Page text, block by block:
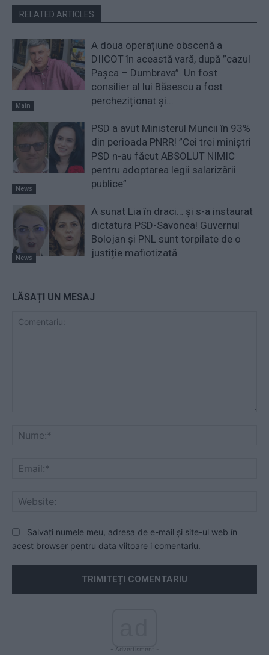
RELATED ARTICLES
Main
A doua operațiune obscenă a
DIICOT în această vară, după ”cazul
Pașca – Dumbrava”. Un fost
consilier al lui Băsescu a fost
percheziționat și...
News
PSD a avut Ministerul Muncii în 93%
din perioada PNRR! ”Cei trei miniştri
PSD n-au făcut ABSOLUT NIMIC
pentru adoptarea legii salarizării
publice”
News
A sunat Lia în draci… și s-a instaurat
dictatura PSD-Savonea! Guvernul
Bolojan și PNL sunt torpilate de o
justiție mafiotizată
LĂSAȚI UN MESAJ
Salvați numele meu, adresa de e-mail și site-ul web în
acest browser pentru data viitoare i comentariu.
- Advertisment -